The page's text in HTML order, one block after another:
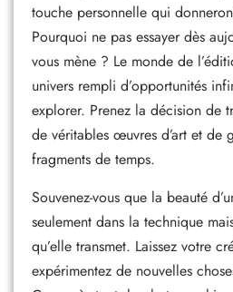
touche personnelle qui
Pourquoi ne pas essayer dès
vous mène ? Le monde de
univers rempli d’opportunités
explorer. Prenez la décision de
de véritables œuvres d’art et de
fragments de temps.
Souvenez-vous que la beauté
seulement dans la technique
qu’elle transmet. Laissez votre
expérimentez de nouvelles